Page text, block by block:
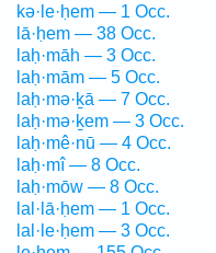
kə·le·ḥem — 1 Occ.
lā·ḥem — 38 Occ.
laḥ·māh — 3 Occ.
laḥ·mām — 5 Occ.
laḥ·mə·ḵā — 7 Occ.
laḥ·mə·ḵem — 3 Occ.
laḥ·mê·nū — 4 Occ.
laḥ·mî — 8 Occ.
laḥ·mōw — 8 Occ.
lal·lā·ḥem — 1 Occ.
lal·le·ḥem — 3 Occ.